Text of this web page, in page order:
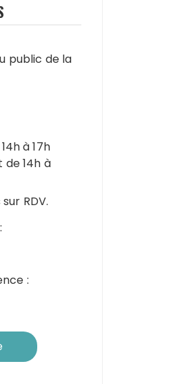
public de la
à 17h
de 14h à
RDV.
: